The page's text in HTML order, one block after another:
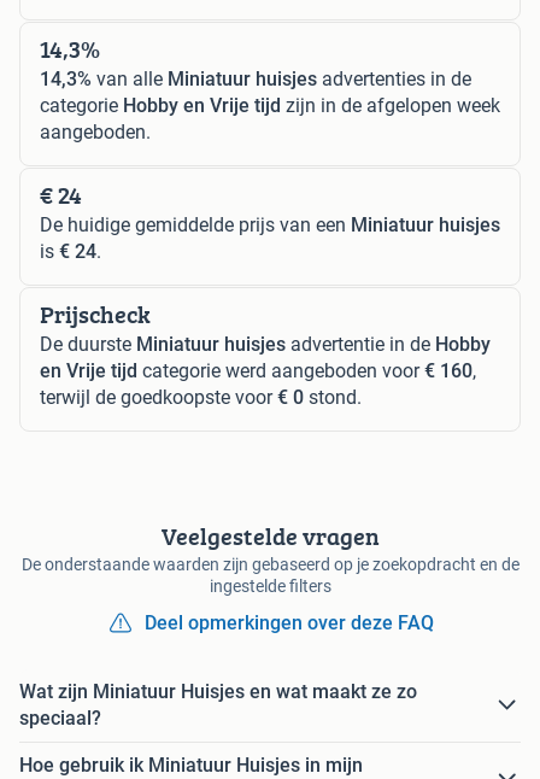
14,3%
14,3% van alle Miniatuur huisjes advertenties in de
categorie Hobby en Vrije tijd zijn in de afgelopen week
aangeboden.
€ 24
De huidige gemiddelde prijs van een Miniatuur huisjes
is € 24.
Prijscheck
De duurste Miniatuur huisjes advertentie in de Hobby
en Vrije tijd categorie werd aangeboden voor€ 160,
terwijl de goedkoopste voor€ 0 stond.
Veelgestelde vragen
De onderstaande waarden zijn gebaseerd op je zoekopdracht en de
ingestelde filters
Deel opmerkingen over deze FAQ
Wat zijn Miniatuur Huisjes en wat maakt ze zo
speciaal?
Hoe gebruik ik Miniatuur Huisjes in mijn